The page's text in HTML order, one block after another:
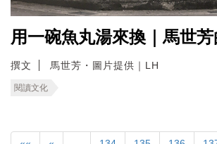
用一碗魚丸湯來換｜馬世
撰文 馬世芳・圖片提供｜LH
閱讀文化